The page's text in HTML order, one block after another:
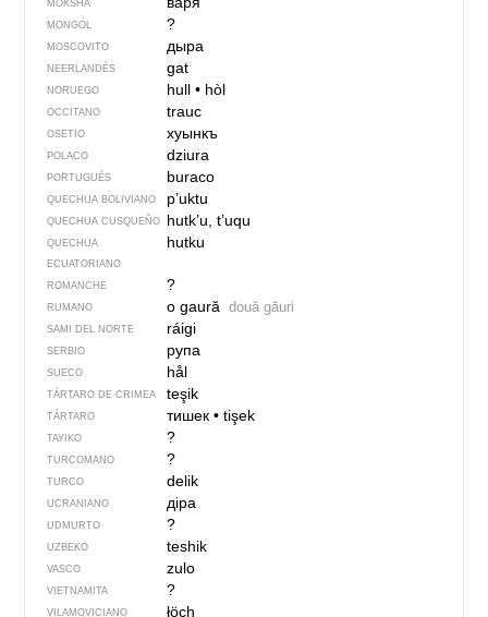
MOKSHA
MONGOL ?
MOSCOVITO дыра
NEERLANDÉS gat
NORUEGO hull• hòl
OCCITANO trauc
OSETIO хуынкъ
POLACO dziura
PORTUGUÉS buraco
QUECHUA BOLIVIANO p’uktu
QUECHUA CUSQUEÑO hutk’u, t’uqu
QUECHUA
ECUATORIANO
hutku
ROMANCHE ?
RUMANO o gaură două găuri
SAMI DEL NORTE ráigi
SERBIO рупа
SUECO hål
TÁRTARO DE CRIMEA teşik
TÁRTARO тишек• tişek
TAYIKO ?
TURCOMANO ?
TURCO delik
UCRANIANO діра
UDMURTO ?
UZBEKO teshik
VASCO zulo
VIETNAMITA ?
VILAMOVICIANO łöch